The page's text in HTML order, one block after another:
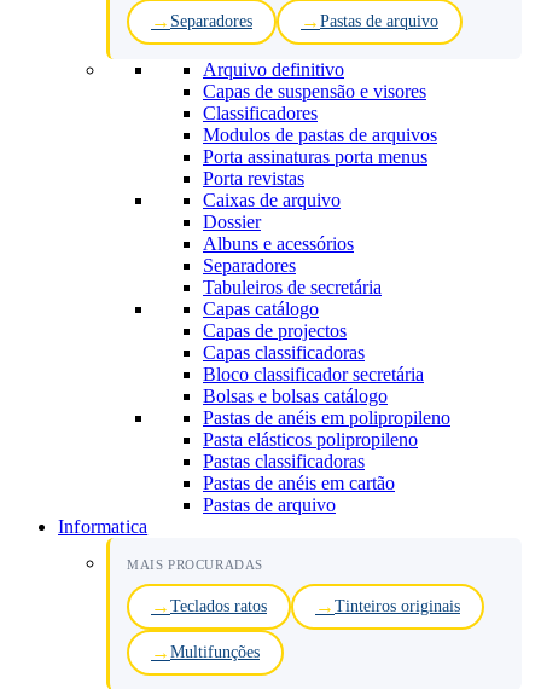
Separadores Pastas de arquivo
Arquivo definitivo
Capas de suspensão e visores
Classificadores
Modulos de pastas de arquivos
Porta assinaturas porta menus
Porta revistas
Caixas de arquivo
Dossier
Albuns e acessórios
Separadores
Tabuleiros de secretária
Capas catálogo
Capas de projectos
Capas classificadoras
Bloco classificador secretária
Bolsas e bolsas catálogo
Pastas de anéis em polipropileno
Pasta elásticos polipropileno
Pastas classificadoras
Pastas de anéis em cartão
Pastas de arquivo
Informatica
MAIS PROCURADAS
Teclados ratos Tinteiros originais
Multifunções